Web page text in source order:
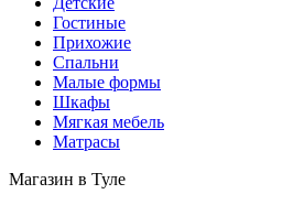
Гостиные
Прихожие
Спальни
Малые формы
Шкафы
Мягкая мебель
Матрасы
Магазин в Туле